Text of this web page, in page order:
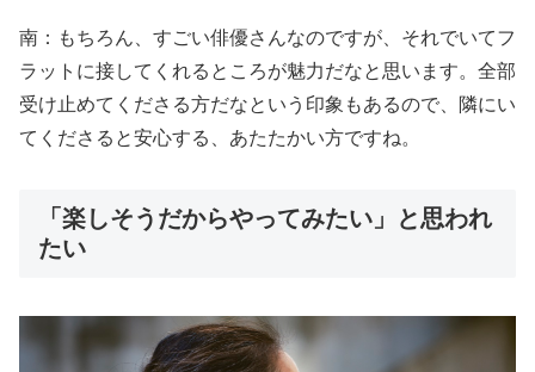
南：もちろん、すごい俳優さんなのですが、それでいてフ
ラットに接してくれるところが魅力だなと思います。全部
受け止めてくださる方だなという印象もあるので、隣にい
てくださると安心する、あたたかい方ですね。
「楽しそうだからやってみたい」と思われ
たい